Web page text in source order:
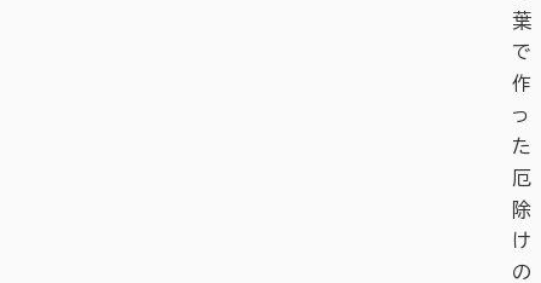
葉
で
作
っ
た
厄
除
け
の